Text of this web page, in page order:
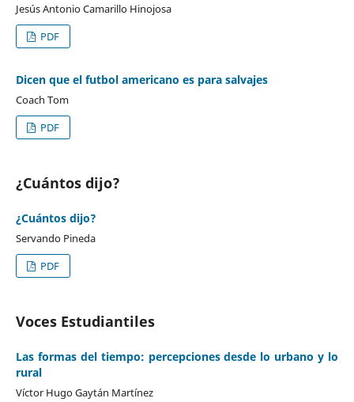
Jesús Antonio Camarillo Hinojosa
PDF
Dicen que el futbol americano es para salvajes
Coach Tom
PDF
¿Cuántos dijo?
¿Cuántos dijo?
Servando Pineda
PDF
Voces Estudiantiles
Las formas del tiempo: percepciones desde lo urbano y lo
rural
Víctor Hugo Gaytán Martínez